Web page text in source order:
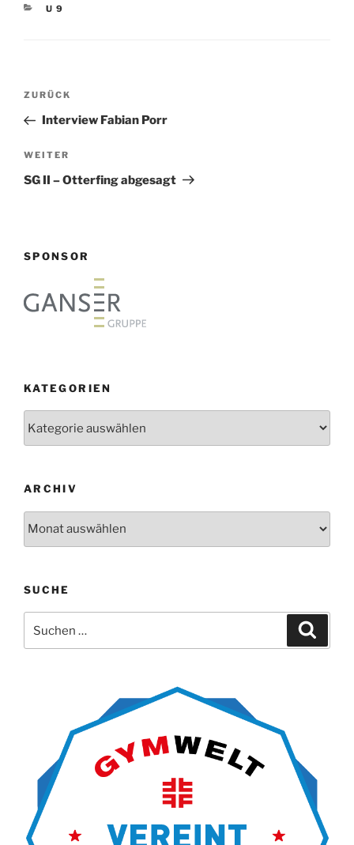
KATEGORIEN
U 9
Beitragsnavigation
Vorheriger
Beitrag
ZURÜCK
Interview Fabian Porr
Nächster
Beitrag
WEITER
SG II – Otterfing abgesagt
SPONSOR
KATEGORIEN
ARCHIV
SUCHE
nach: